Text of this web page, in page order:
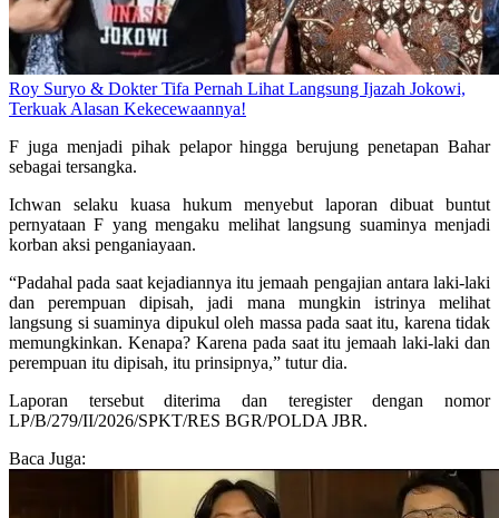
Roy Suryo & Dokter Tifa Pernah Lihat Langsung Ijazah Jokowi,
Terkuak Alasan Kekecewaannya!
F juga menjadi pihak pelapor hingga berujung penetapan Bahar
sebagai tersangka.
Ichwan selaku kuasa hukum menyebut laporan dibuat buntut
pernyataan F yang mengaku melihat langsung suaminya menjadi
korban aksi penganiayaan.
“Padahal pada saat kejadiannya itu jemaah pengajian antara laki-laki
dan perempuan dipisah, jadi mana mungkin istrinya melihat
langsung si suaminya dipukul oleh massa pada saat itu, karena tidak
memungkinkan. Kenapa? Karena pada saat itu jemaah laki-laki dan
perempuan itu dipisah, itu prinsipnya,” tutur dia.
Laporan tersebut diterima dan teregister dengan nomor
LP/B/279/II/2026/SPKT/RES BGR/POLDA JBR.
Baca Juga: